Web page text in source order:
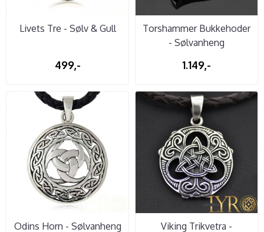
Livets Tre - Sølv & Gull
499,-
Torshammer Bukkehoder
- Sølvanheng
1.149,-
Odins Horn - Sølvanheng Viking Trikvetra -